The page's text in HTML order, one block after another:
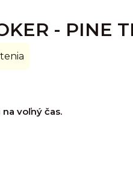
- PINE
voľný čas.